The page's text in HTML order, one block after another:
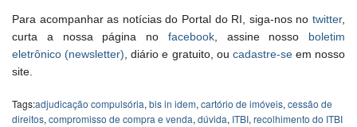
Para acompanhar as notícias do Portal do RI, siga-nos no twitter,
curta a nossa página no facebook, assine nosso boletim
eletrônico (newsletter) , diário e gratuito, ou cadastre-seem nosso
site.
Tags:adjudicação compulsória, bis in idem, cartório de imóveis, cessão de
direitos, compromisso de compra e venda, dúvida, ITBI, recolhimento do ITBI